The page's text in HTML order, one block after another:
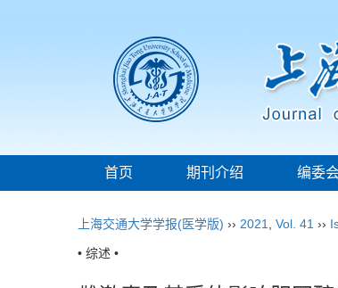
首页 期刊介绍 编委
上海交通大学学报(医学版) ›› 2021 Vol. 41 ››
• 综述 •